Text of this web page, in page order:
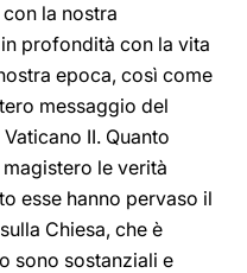
la nostra
profondità con la vita
epoca, così come
messaggio del
II. Quanto
le verità
esse hanno pervaso il
Chiesa, che è
sono sostanziali e